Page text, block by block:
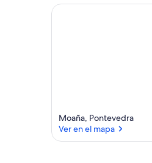
Moaña, Pontevedra
Ver en el mapa